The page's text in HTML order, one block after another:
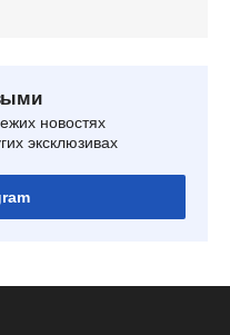
новостях
эксклюзивах